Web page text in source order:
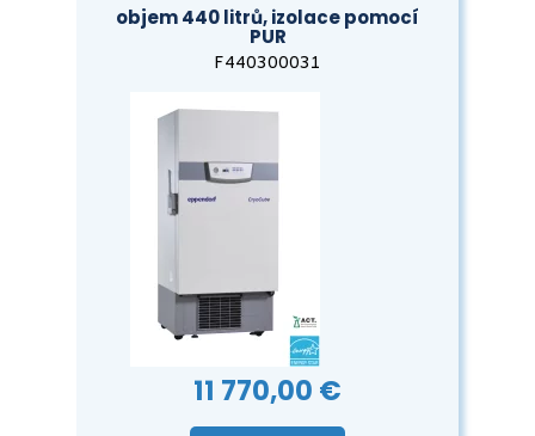
objem 440 litrů, izolace pomocí
PUR
F440300031
11 770,00 €